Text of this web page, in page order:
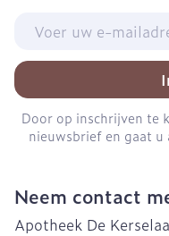
Door op inschrijven te
nieuwsbrief en gaat u
Neem contact
Apotheek De